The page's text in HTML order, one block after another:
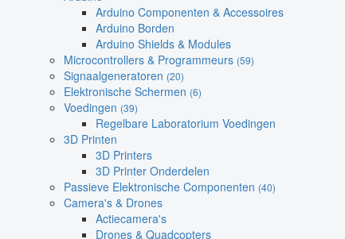
Arduino Componenten & Accessoires
Arduino Borden
Arduino Shields & Modules
Microcontrollers & Programmeurs (59)
Signaalgeneratoren (20)
Elektronische Schermen (6)
Voedingen (39)
Regelbare Laboratorium Voedingen
3D Printen
3D Printers
3D Printer Onderdelen
Passieve Elektronische Componenten (40)
Camera's & Drones
Actiecamera's
Drones & Quadcopters